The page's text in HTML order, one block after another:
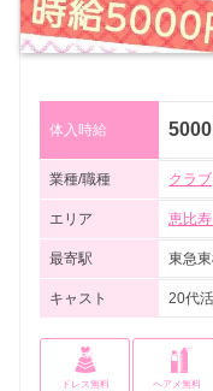
体入時給 5000
業種/職種 クラブ
エリア 恵比
最寄駅 東急
キャスト 20代
ドレス無料 ヘアメ無料